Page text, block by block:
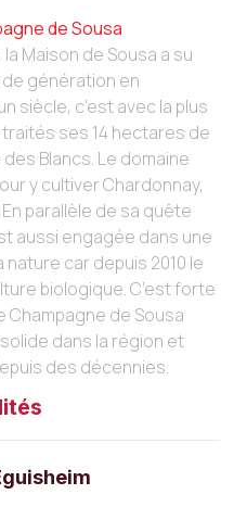
de Sousa
Maison de Sousa a su
génération en
siècle, c’est avec la plus
ses 14 hectares de
Blancs. Le domaine
y cultiver Chardonnay,
parallèle de sa quête
aussi engagée dans une
car depuis 2010 le
biologique. C’est forte
Champagne de Sousa
dans la région et
des décennies.